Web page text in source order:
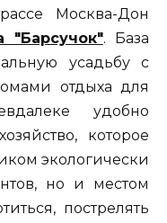
Москва-Дон
"Барсучок". База
усадьбу с
отдыха для
удобно
которое
экологически
но и местом
пострелять